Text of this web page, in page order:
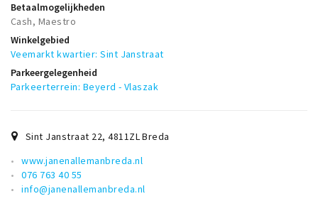
Betaalmogelijkheden
Cash, Maestro
Winkelgebied
Veemarkt kwartier: Sint Janstraat
Parkeergelegenheid
Parkeerterrein: Beyerd - Vlaszak
Sint Janstraat 22,4811ZLBreda
www.janenallemanbreda.nl
076 763 40 55
info@janenallemanbreda.nl